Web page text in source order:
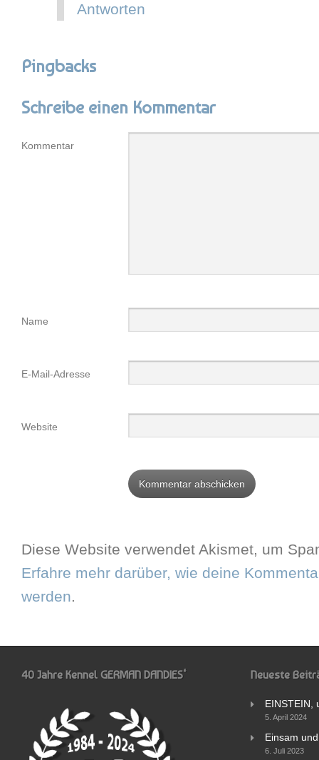
Antworten
Pingbacks
Schreibe einen Kommentar
Kommentar
Name
E-Mail-Adresse
Website
Diese Website verwendet Akismet, um
Erfahre mehr darüber, wie deine
werden.
40 Jahre Kennel GERMAN DANDIES‘ Neueste
EINSTEIN,
5. April 2024
Einsam
6. Juli 2023